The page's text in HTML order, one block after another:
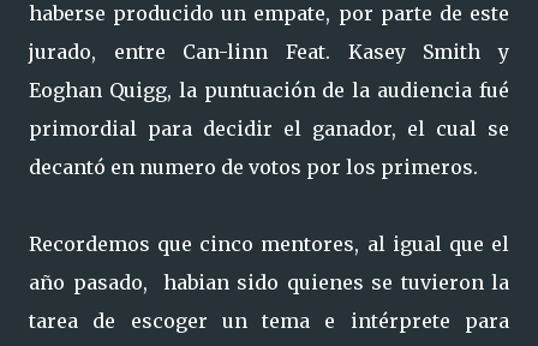
haberse producido un empate, por parte de este
jurado, entre Can-linn Feat. Kasey Smith y
Eoghan Quigg, la puntuación de la audiencia fué
primordial para decidir el ganador, el cual se
decantó en numero de votos por los primeros.
Recordemos que cinco mentores, al igual que el
año pasado, habian sido quienes se tuvieron la
tarea de escoger un tema e intérprete para